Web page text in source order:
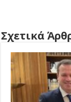
Σχετικά